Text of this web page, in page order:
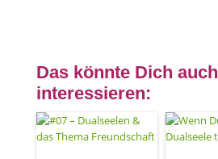
Das könnte Dich auch
interessieren: